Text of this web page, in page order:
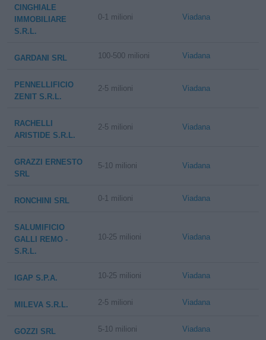
CINGHIALE
IMMOBILIARE
S.R.L.
0-1 milioni Viadana
GARDANI SRL 100-500 milioni Viadana
PENNELLIFICIO
ZENIT S.R.L.
2-5 milioni Viadana
RACHELLI
ARISTIDE S.R.L.
2-5 milioni Viadana
GRAZZI ERNESTO
SRL
5-10 milioni Viadana
RONCHINI SRL 0-1 milioni Viadana
SALUMIFICIO
GALLI REMO -
S.R.L.
10-25 milioni Viadana
IGAP S.P.A. 10-25 milioni Viadana
MILEVA S.R.L. 2-5 milioni Viadana
GOZZI SRL 5-10 milioni Viadana